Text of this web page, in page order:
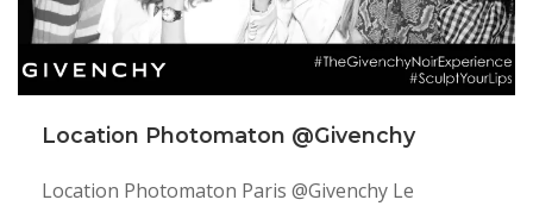
Location Photomaton @Givenchy
Location Photomaton Paris @Givenchy Le